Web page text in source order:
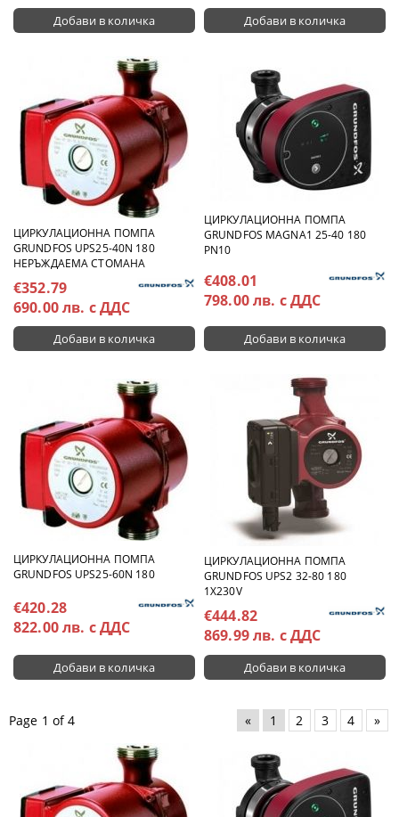
ЦИРКУЛАЦИОННА ПОМПА
GRUNDFOS UPS25-40N 180
НЕРЪЖДАЕМА СТОМАНА
€352.79
690.00 лв. с ДДС
ЦИРКУЛАЦИОННА ПОМПА
GRUNDFOS MAGNA1 25-40 180
PN10
€408.01
798.00 лв. с ДДС
ЦИРКУЛАЦИОННА ПОМПА
GRUNDFOS UPS25-60N 180
€420.28
822.00 лв. с ДДС
ЦИРКУЛАЦИОННА ПОМПА
GRUNDFOS UPS2 32-80 180
1X230V
€444.82
869.99 лв. с ДДС
Page 1 of 4 « 1 2 3 4 »